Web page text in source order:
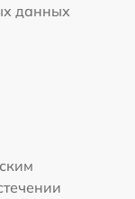
данных